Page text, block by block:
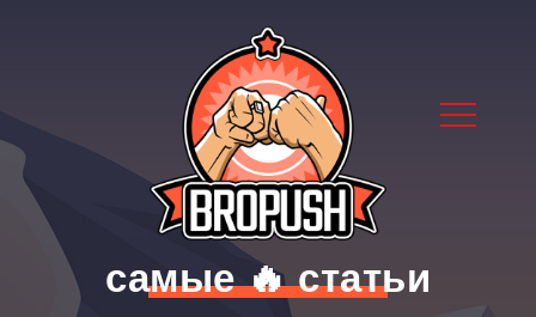
самые 🔥 статьи